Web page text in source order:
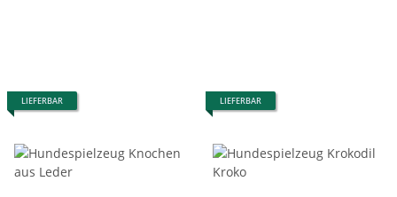
LIEFERBAR LIEFERBAR